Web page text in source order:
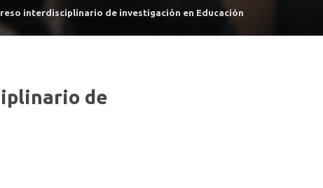
interdisciplinario de investigación en Educación
de